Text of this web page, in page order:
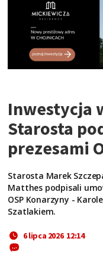
Inwestycja
Starosta
prezesami
Starosta Marek
Matthes podpisali
OSP Konarzyny -
Szatlakiem.
6 lipca 2026 12:14